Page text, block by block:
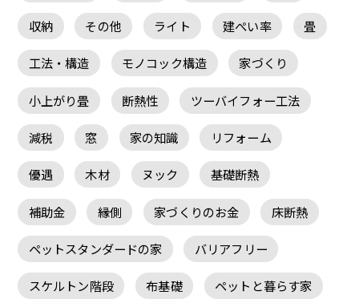
収納 その他 ライト 建ぺい率 畳
工法・構造 モノコック構造 家づくり
小上がり畳 断熱性 ツーバイフォー工法
減税 窓 家の知識 リフォーム
優遇 木材 ヌック 基礎断熱
補助金 縁側 家づくりのお金 床断熱
ペットスタンダードの家 バリアフリー
スケルトン階段 布基礎 ペットと暮らす家